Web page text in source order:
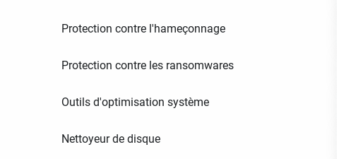
Protection contre l'hameçonnage
Protection contre les ransomwares
Outils d'optimisation système
Nettoyeur de disque